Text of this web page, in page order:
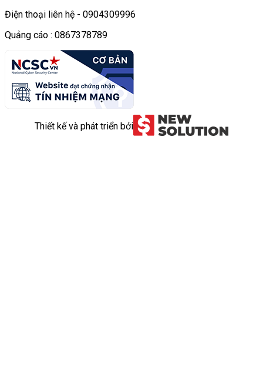
Điện thoại liên hệ - 0904309996
Quảng cáo : 0867378789
Thiết kế và phát triển bởi